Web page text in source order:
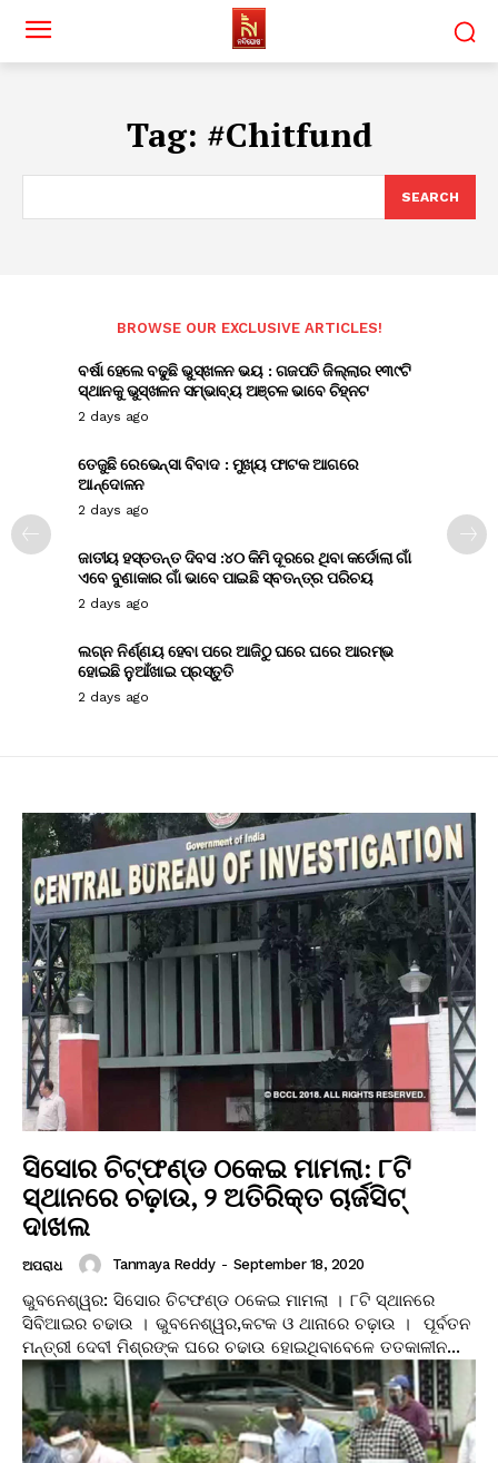
Tag: #Chitfund
SEARCH
BROWSE OUR EXCLUSIVE ARTICLES!
ବର୍ଷା ହେଲେ ବଢୁଛି ଭୁସ୍ଖଳନ ଭୟ : ଗଜପତି ଜିଲ୍ଲାର ୧୩୯ଟି
ସ୍ଥାନକୁ ଭୁସ୍ଖଳନ ସମ୍ଭାବ୍ୟ ଅଞ୍ଚଳ ଭାବେ ଚିହ୍ନଟ
2 days ago
ତେଜୁଛି ରେଭେନ୍ସା ବିବାଦ : ମୁଖ୍ୟ ଫାଟକ ଆଗରେ
ଆନ୍ଦୋଳନ
2 days ago
ଜାତୀୟ ହସ୍ତତନ୍ତ ଦିବସ :୪୦ କିମି ଦୂରରେ ଥିବା କର୍ଡୋଲା ଗାଁ
ଏବେ ବୁଣାକାର ଗାଁ ଭାବେ ପାଇଛି ସ୍ବତନ୍ତ୍ର ପରିଚୟ
2 days ago
ଲଗ୍ନ ନିର୍ଣ୍ଣୟ ହେବା ପରେ ଆଜିଠୁ ଘରେ ଘରେ ଆରମ୍ଭ
ହୋଇଛି ନୁଆଁଖାଇ ପ୍ରସ୍ତୁତି
2 days ago
ସିସୋର ଚିଟ୍‌ଫଣ୍ଡ ଠକେଇ ମାମଲା: ୮ଟି
ସ୍ଥାନରେ ଚଢ଼ାଉ, ୨ ଅତିରିକ୍ତ ଚାର୍ଜସିଟ୍
ଦାଖଲ
ଅପରାଧ Tanmaya Reddy - September 18, 2020
ଭୁବନେଶ୍ୱର: ସିସୋର ଚିଟଫଣ୍ଡ ଠକେଇ ମାମଲା । ୮ଟି ସ୍ଥାନରେ
ସିବିଆଇର ଚଢାଉ । ଭୁବନେଶ୍ୱର,କଟକ ଓ ଥାନାରେ ଚଢ଼ାଉ । ପୂର୍ବତନ
ମନ୍ତ୍ରୀ ଦେବୀ ମିଶ୍ରଙ୍କ ଘରେ ଚଢାଉ ହୋଇଥିବାବେଳେ ତତକାଳୀନ...